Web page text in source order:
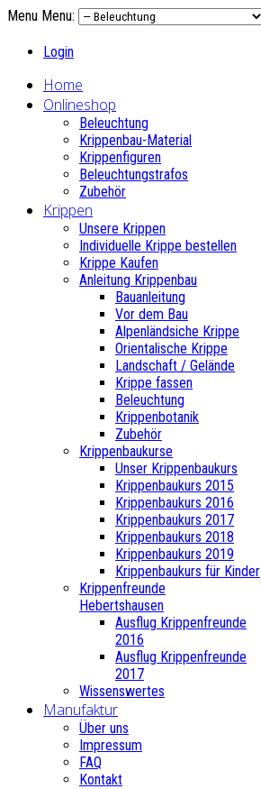
Menu Menu:
Login
Home
Onlineshop
Beleuchtung
Krippenbau-Material
Krippenfiguren
Beleuchtungstrafos
Zubehör
Krippen
Unsere Krippen
Individuelle Krippe bestellen
Krippe Kaufen
Anleitung Krippenbau
Bauanleitung
Vor dem Bau
Alpenländsiche Krippe
Orientalische Krippe
Landschaft / Gelände
Krippe fassen
Beleuchtung
Krippenbotanik
Zubehör
Krippenbaukurse
Unser Krippenbaukurs
Krippenbaukurs 2015
Krippenbaukurs 2016
Krippenbaukurs 2017
Krippenbaukurs 2018
Krippenbaukurs 2019
Krippenbaukurs für Kinder
Krippenfreunde
Hebertshausen
Ausflug Krippenfreunde
2016
Ausflug Krippenfreunde
2017
Wissenswertes
Manufaktur
Über uns
Impressum
FAQ
Kontakt